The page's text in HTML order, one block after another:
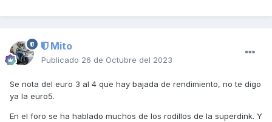
Mito
Publicado 26 de Octubre del 2023
Se nota del euro 3 al 4 que hay bajada de rendimiento, no te digo
ya la euro5.
En el foro se ha hablado muchos de los rodillos de la superdink. Y